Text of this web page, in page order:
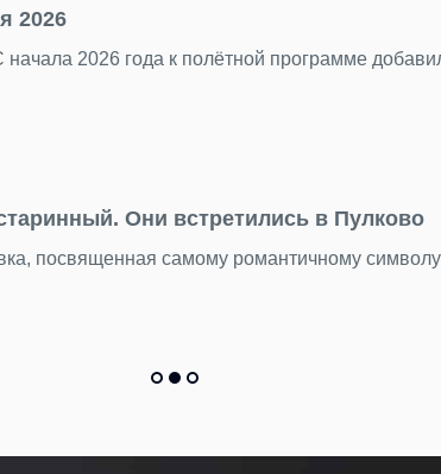
2026
2026 года к полётной программе
Они встретились в Пулково
посвященная самому романтичному